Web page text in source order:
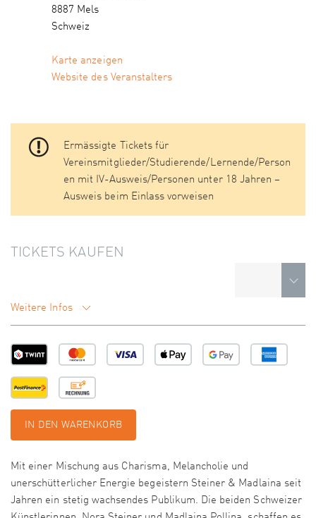
8887 Mels
Schweiz
Karte anzeigen
Website des Veranstalters
Ermässigte Tickets für
Vereinsmitglieder/Studierende/Lernende/Person
en mit IV-Ausweis/Personen unter 18 Jahren –
Ausweis beim Einlass vorweisen
TICKETS KAUFEN
Weitere Infos
IN DEN WARENKORB
Mit einer Mischung aus Charisma, Melancholie und
unerschütterlicher Energie begeistern Steiner & Madlaina seit
Jahren ein stetig wachsendes Publikum. Die beiden Schweizer